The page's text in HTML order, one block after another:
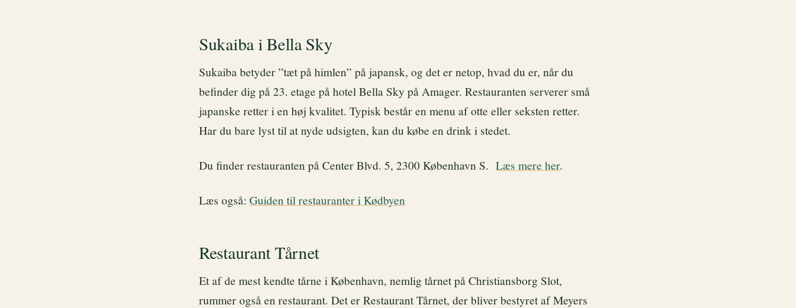
Sukaiba i Bella Sky
Sukaiba betyder ”tæt på himlen” på japansk, og det er netop, hvad du er, når du
befinder dig på 23. etage på hotel Bella Sky på Amager. Restauranten serverer små
japanske retter i en høj kvalitet. Typisk består en menu af otte eller seksten retter.
Har du bare lyst til at nyde udsigten, kan du købe en drink i stedet.
Du finder restauranten på Center Blvd. 5, 2300 København S. Læs mere her.
Læs også: Guiden til restauranter i Kødbyen
Restaurant Tårnet
Et af de mest kendte tårne i København, nemlig tårnet på Christiansborg Slot,
rummer også en restaurant. Det er Restaurant Tårnet, der bliver bestyret af Meyers